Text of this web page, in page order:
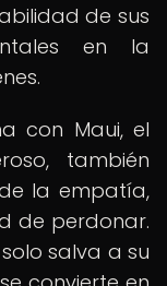
de sus
en la
con Maui, el
también
la empatía,
de perdonar.
salva a su